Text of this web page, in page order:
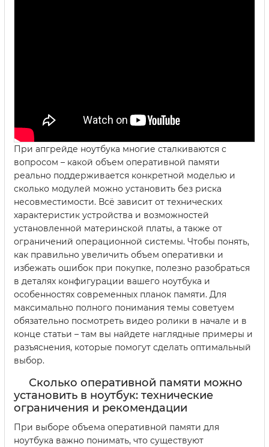
При апгрейде ноутбука многие сталкиваются с
вопросом – какой объем оперативной памяти
реально поддерживается конкретной моделью и
сколько модулей можно установить без риска
несовместимости. Всё зависит от технических
характеристик устройства и возможностей
установленной материнской платы, а также от
ограничений операционной системы. Чтобы понять,
как правильно увеличить объем оперативки и
избежать ошибок при покупке, полезно разобраться
в деталях конфигурации вашего ноутбука и
особенностях современных планок памяти. Для
максимально полного понимания темы советуем
обязательно посмотреть видео ролики в начале и в
конце статьи – там вы найдете наглядные примеры и
разъяснения, которые помогут сделать оптимальный
выбор.
Сколько оперативной памяти можно
установить в ноутбук: технические
ограничения и рекомендации
При выборе объема оперативной памяти для
ноутбука важно понимать, что существуют